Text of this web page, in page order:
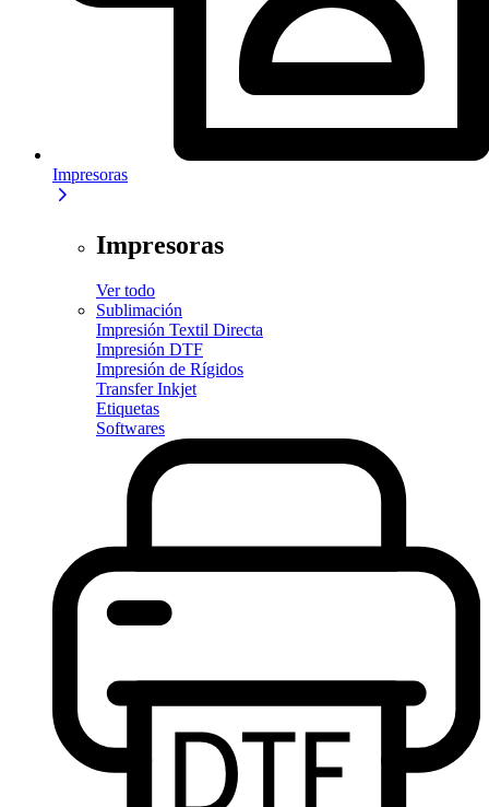
Impresoras
Impresoras
Ver todo
Sublimación
Impresión Textil Directa
Impresión DTF
Impresión de Rígidos
Transfer Inkjet
Etiquetas
Softwares